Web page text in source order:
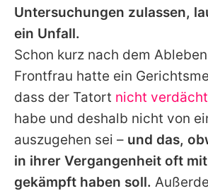
Untersuchungen zulassen,
ein Unfall.
Schon kurz nach dem
Frontfrau hatte ein
dass der Tatort nicht
habe und deshalb nicht von
auszugehen sei – und das,
in ihrer Vergangenheit oft
gekämpft haben soll.